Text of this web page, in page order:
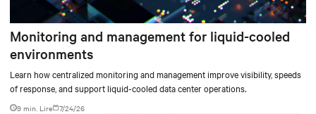
Monitoring and management for liquid-cooled
environments
Learn how centralized monitoring and management improve visibility, speeds
of response, and support liquid-cooled data center operations.
9 min. Lire 7/24/26